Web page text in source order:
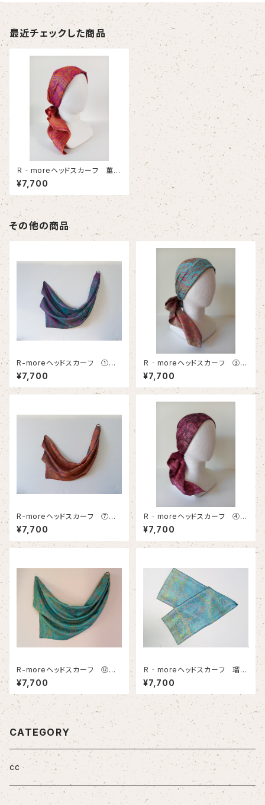
最近チェックした商品
Ｒ‐moreヘッドスカーフ 菫
（ホ）
¥7,700
その他の商品
R-moreヘッドスカーフ ①
(翡翠・グリーン系)
¥7,700
Ｒ‐moreヘッドスカーフ ③ー
瑠璃
¥7,700
R-moreヘッドスカーフ ⑦
(菫・ピンクパープル系ブルー)
¥7,700
Ｒ‐moreヘッドスカーフ ④ー
苺
¥7,700
R-moreヘッドスカーフ ⑫
(瑠璃・ブルー系)
¥7,700
Ｒ‐moreヘッドスカーフ 瑠璃
ー４
¥7,700
CATEGORY
cc